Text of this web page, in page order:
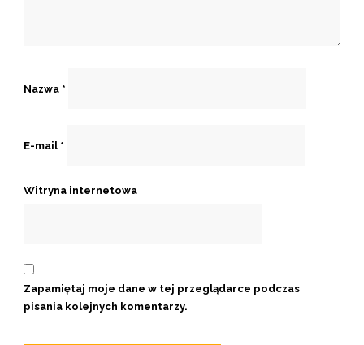
Nazwa *
E-mail *
Witryna internetowa
Zapamiętaj moje dane w tej przeglądarce podczas
pisania kolejnych komentarzy.